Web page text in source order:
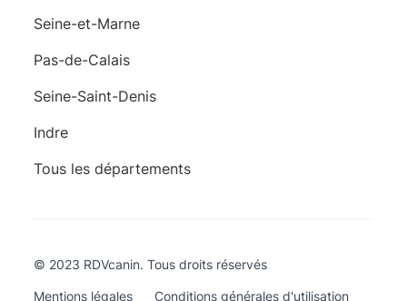
Seine-et-Marne
Pas-de-Calais
Seine-Saint-Denis
Indre
Tous les départements
© 2023 RDVcanin. Tous droits réservés
Mentions légales Conditions générales d'utilisation